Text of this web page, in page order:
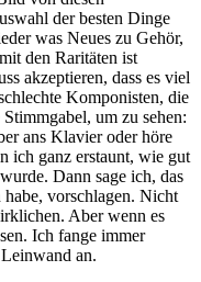
der besten Dinge
was Neues zu Gehör,
den Raritäten ist
akzeptieren, dass es viel
Komponisten, die
um zu sehen:
ans Klavier oder höre
ich ganz erstaunt, wie gut
Dann sage ich, das
habe, vorschlagen. Nicht
Aber wenn es
Ich fange immer
an.